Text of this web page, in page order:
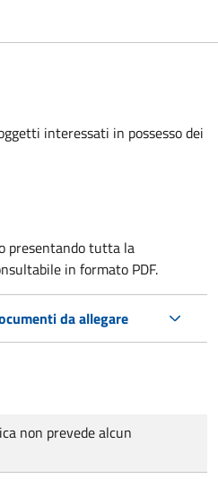
interessati in possesso dei
presentando tutta la
in formato PDF.
da allegare
non prevede alcun